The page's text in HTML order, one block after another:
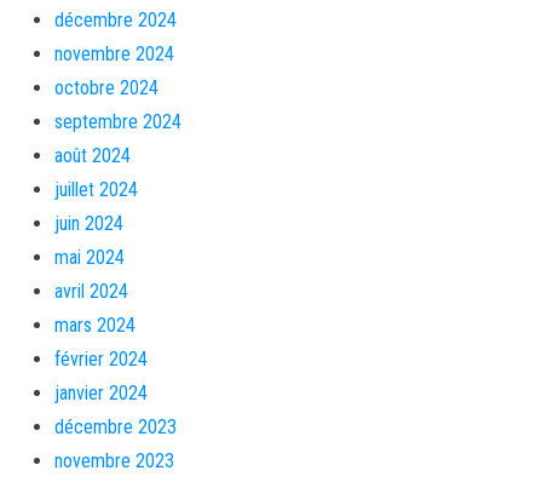
décembre 2024
novembre 2024
octobre 2024
septembre 2024
août 2024
juillet 2024
juin 2024
mai 2024
avril 2024
mars 2024
février 2024
janvier 2024
décembre 2023
novembre 2023